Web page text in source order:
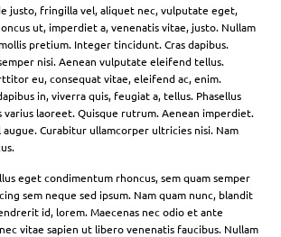
justo, fringilla vel, aliquet nec, vulputate eget,
ut, imperdiet a, venenatis vitae, justo. Nullam
pretium. Integer tincidunt. Cras dapibus.
nisi. Aenean vulputate eleifend tellus.
eu, consequat vitae, eleifend ac, enim.
in, viverra quis, feugiat a, tellus. Phasellus
laoreet. Quisque rutrum. Aenean imperdiet.
Curabitur ullamcorper ultricies nisi. Nam
eget condimentum rhoncus, sem quam semper
sem neque sed ipsum. Nam quam nunc, blandit
id, lorem. Maecenas nec odio et ante
vitae sapien ut libero venenatis faucibus. Nullam